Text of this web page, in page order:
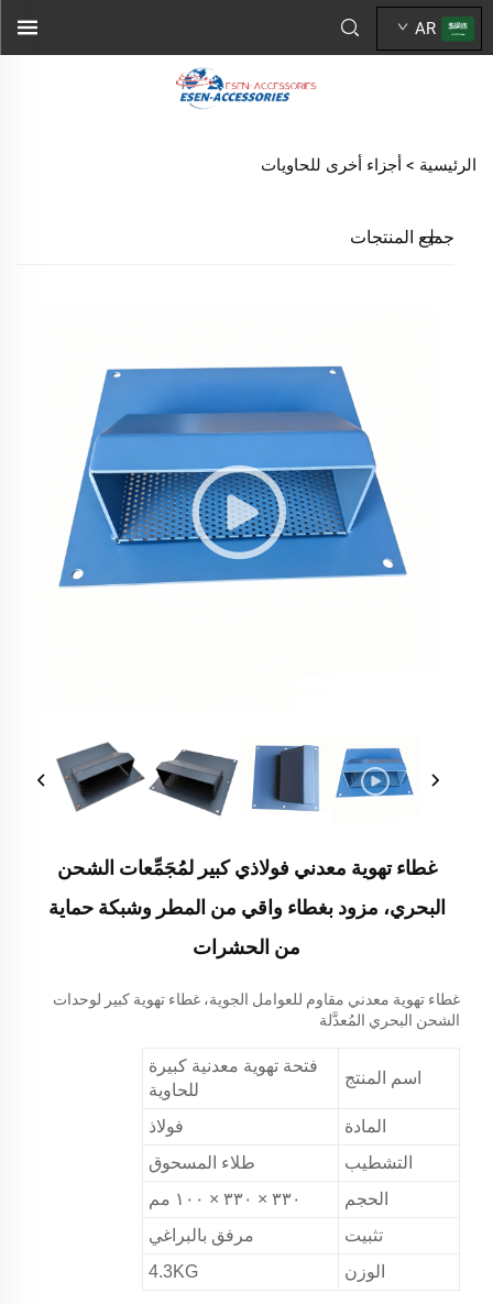
AR
الرئيسية > أجزاء أخرى للحاويات
جميع المنتجات
غطاء تهوية معدني فولاذي كبير لمُجَمِّعات الشحن
البحري، مزود بغطاء واقي من المطر وشبكة حماية
من الحشرات
غطاء تهوية معدني مقاوم للعوامل الجوية، غطاء تهوية كبير لوحدات
الشحن البحري المُعدَّلة
اسم المنتج
فتحة تهوية معدنية كبيرة
للحاوية
المادة
فولاذ
التشطيب
طلاء المسحوق
الحجم
٣٣٠ × ٣٣٠ × ١٠٠ مم
تثبيت
مرفق بالبراغي
الوزن
4.3KG